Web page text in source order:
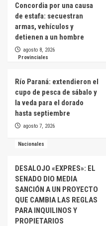
Concordia por una causa
de estafa: secuestran
armas, vehículos y
detienen a un hombre
agosto 8, 2026
Provinciales
Río Paraná: extendieron el
cupo de pesca de sábalo y
la veda para el dorado
hasta septiembre
agosto 7, 2026
Nacionales
DESALOJO «EXPRES»: EL
SENADO DIO MEDIA
SANCIÓN A UN PROYECTO
QUE CAMBIA LAS REGLAS
PARA INQUILINOS Y
PROPIETARIOS